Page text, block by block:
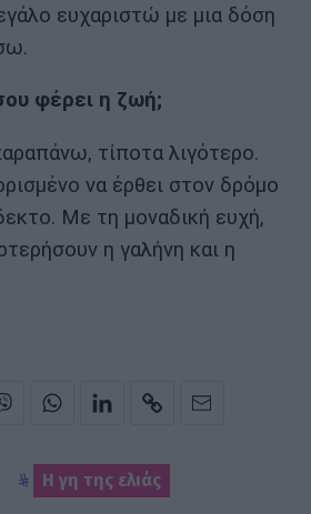
ευχαριστώ με μια δόση
φέρει η ζωή;
τίποτα λιγότερο.
να έρθει στον δρόμο
Με τη μοναδική ευχή,
η γαλήνη και η
Η γη της ελιάς